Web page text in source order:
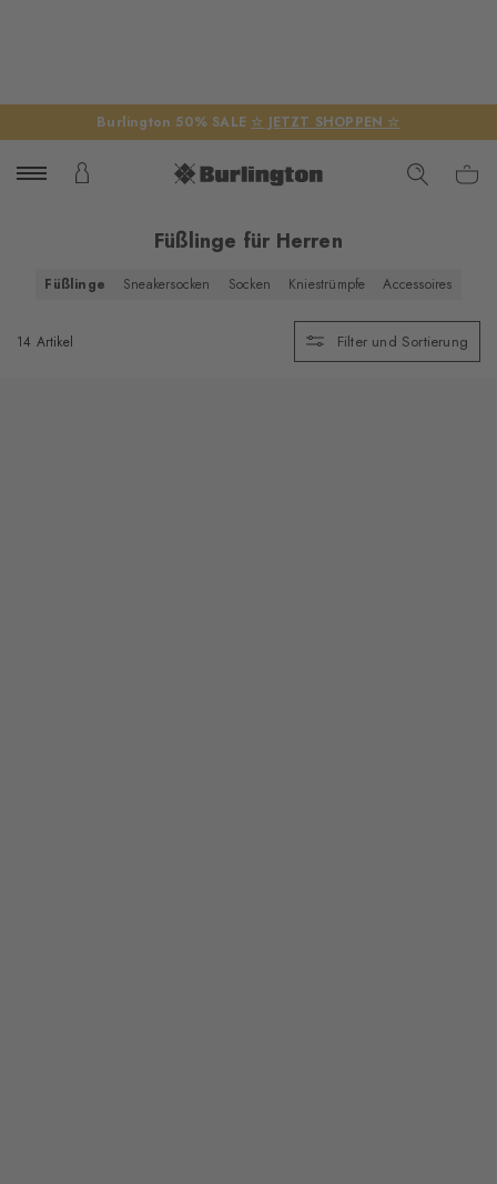
Burlington 50% SALE ☆ JETZT SHOPPEN ☆
Füßlinge für Herren
Füßlinge Sneakersocken Socken Kniestrümpfe Accessoires
14 Artikel Filter und Sortierung